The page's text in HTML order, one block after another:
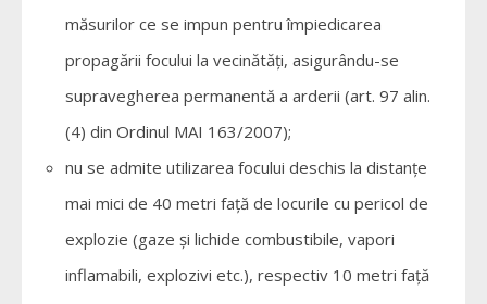
măsurilor ce se impun pentru împiedicarea
propagării focului la vecinătăţi, asigurându-se
supravegherea permanentă a arderii (art. 97 alin.
(4) din Ordinul MAI 163/2007);
nu se admite utilizarea focului deschis la distanţe
mai mici de 40 metri faţă de locurile cu pericol de
explozie (gaze şi lichide combustibile, vapori
inflamabili, explozivi etc.), respectiv 10 metri faţă